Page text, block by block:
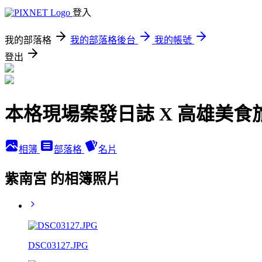
登入
我的部落格 我的部落格後台
我的帳號
登出
本格現場案發日誌 X 高雄美食
相簿 部落格 名片
紫南宮 的相簿照片
DSC03127.JPG